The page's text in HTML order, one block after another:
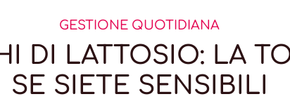
GESTIONE QUOTIDIANA
DI LATTOSIO: LA
SE SIETE SENSIBILI